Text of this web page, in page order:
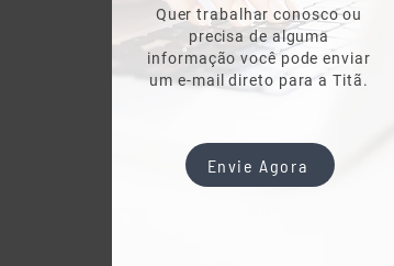
Quer trabalhar conosco ou
precisa de alguma
informação você pode enviar
ume-mail direto para a Titã.
Envie Agora